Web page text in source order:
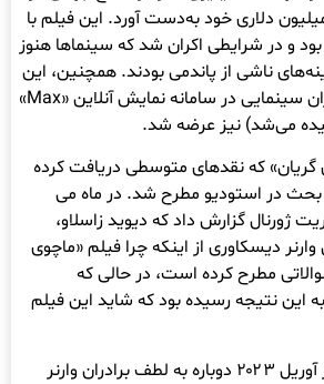
بودجه تولید ۳۳ میلیون دلاری خود به‌دست آورد. این فیلم با
و در شرایطی اکران شد که سینماها هنوز
ناشی از پاندمی بودند. همچنین، این
فیلم همزمان با یک اکران سینمایی در سامانه نمایش آنلاین «Max»
که نقدهای متوسطی دریافت کرده
بحث در استودیو مطرح شد. در ماه می
ژورنال گزارش داد که دیوید زاسلاو،
دیسکاوری از اینکه چرا فیلم «ماچوی
مطرح کرده است، در حالی که
این نتیجه رسیده بود که شاید این فیلم
با این حال، ایستوود در آوریل ۲۰۲۳ دوباره به لطف برادران وارنر